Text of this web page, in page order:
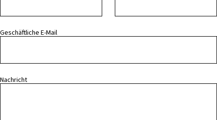
Geschäftliche E-Mail
Nachricht